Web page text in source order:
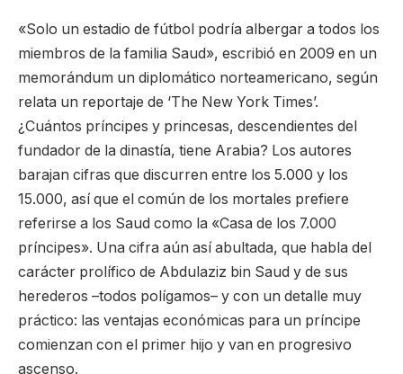
«Solo un estadio de fútbol podría albergar a todos los
miembros de la familia Saud», escribió en 2009 en un
memorándum un diplomático norteamericano, según
relata un reportaje de ‘The New York Times’.
¿Cuántos príncipes y princesas, descendientes del
fundador de la dinastía, tiene Arabia? Los autores
barajan cifras que discurren entre los 5.000 y los
15.000, así que el común de los mortales prefiere
referirse a los Saud como la «Casa de los 7.000
príncipes». Una cifra aún así abultada, que habla del
carácter prolífico de Abdulaziz bin Saud y de sus
herederos –todos polígamos– y con un detalle muy
práctico: las ventajas económicas para un príncipe
comienzan con el primer hijo y van en progresivo
ascenso.